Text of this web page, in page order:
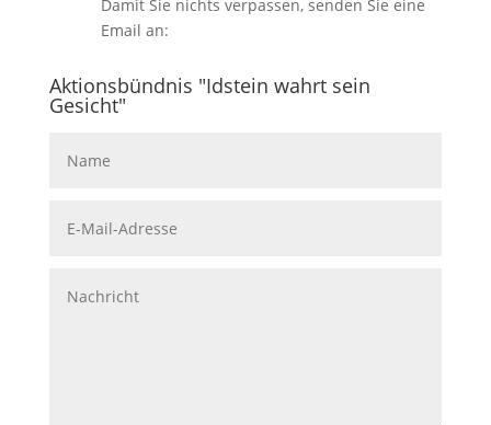
Damit Sie nichts verpassen, senden Sie eine
Email an:
Aktionsbündnis "Idstein wahrt sein
Gesicht"